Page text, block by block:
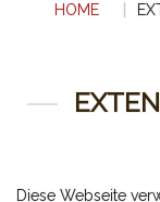
HOME
Diese Webseite